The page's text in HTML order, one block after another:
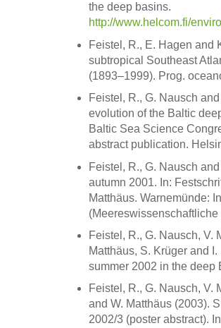
the deep basins.
http://www.helcom.fi/
Feistel, R., E. Hagen and
subtropical Southeast
(1893–1999). Prog.
Feistel, R., G. Nausch
evolution of the Baltic
Baltic Sea Science
abstract publication.
Feistel, R., G. Nausch
autumn 2001. In:
Matthäus. Warnemünde:
Feistel, R., G. Nausch, V.
Matthäus, S. Krüger and
summer 2002 in the deep
Feistel, R., G. Nausch, V.
and W. Matthäus (2003).
2002/3 (poster abstract).